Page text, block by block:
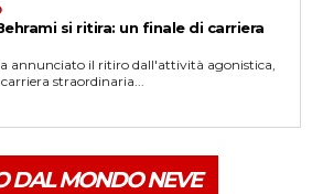
si ritira: un finale di carriera
annunciato il ritiro dall'attività agonistica,
straordinaria...
DAL MONDO NEVE